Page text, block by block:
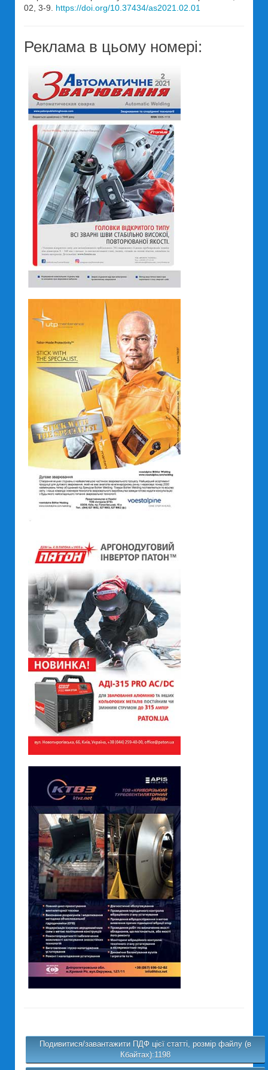
02, 3-9. https://doi.org/10.37434/as2021.02.01
Реклама в цьому номері:
Подивитися/завантажити ПДФ цієї статті, розмір файлу (в
Кбайтах):1198